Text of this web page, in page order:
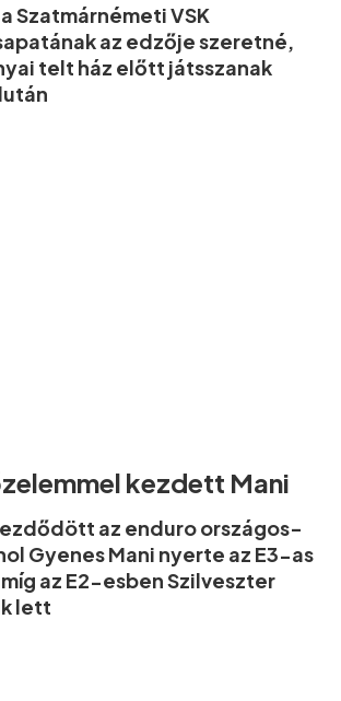
Szatmárnémeti VSK
az edzője szeretné,
telt ház előtt játsszanak
kezdett Mani
az enduro országos-
Gyenes Mani nyerte az E3-as
az E2-esben Szilveszter
lett